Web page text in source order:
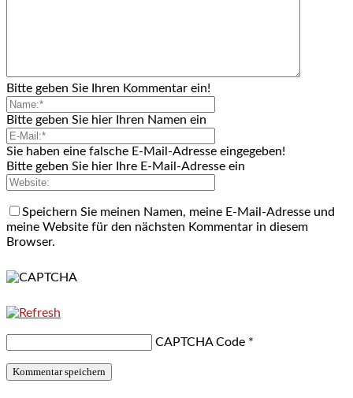
Bitte geben Sie Ihren Kommentar ein!
Bitte geben Sie hier Ihren Namen ein
Sie haben eine falsche E-Mail-Adresse eingegeben!
Bitte geben Sie hier Ihre E-Mail-Adresse ein
Speichern Sie meinen Namen, meine E-Mail-Adresse und
meine Website für den nächsten Kommentar in diesem
Browser.
CAPTCHA Code *